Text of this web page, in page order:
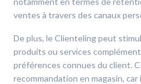
ventes à travers des canaux
De plus, le Clienteling peut
produits ou services
préférences connues du client.
recommandation en magasin,